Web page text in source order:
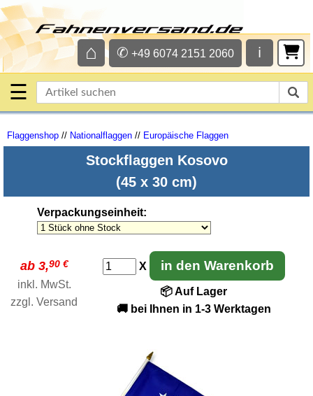
ℹ
✆ +49 6074 2151 2060
⌂
☰
Flaggenshop // Nationalflaggen // Europäische Flaggen
Stockflaggen Kosovo
(45 x 30 cm)
Verpackungseinheit:
ab 3,90 €
inkl. MwSt.
zzgl. Versand
X in den Warenkorb
📦 Auf Lager
🚚 bei Ihnen in 1-3 Werktagen